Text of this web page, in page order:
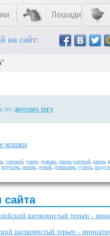
Лошади
на сайт:
по другому тегу
кошки
уличной улице травмы риски уличной риски
игрушек жизни домой домашние гулять
сайта
шелковистый терьер -
шелковистый терьер -